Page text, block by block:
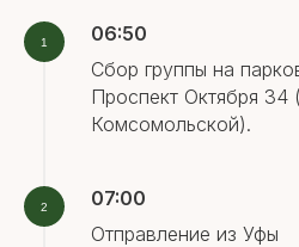
06:50
Сбор группы на
Проспект Октября 34
Комсомольской).
07:00
Отправление из Уфы